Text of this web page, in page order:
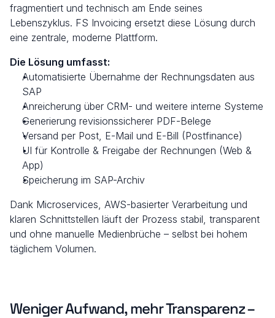
fragmentiert und technisch am Ende seines
Lebenszyklus. FS Invoicing ersetzt diese Lösung durch
eine zentrale, moderne Plattform.
Die Lösung umfasst:
Automatisierte Übernahme der Rechnungsdaten aus
SAP
Anreicherung über CRM- und weitere interne Systeme
Generierung revisionssicherer PDF-Belege
Versand per Post, E-Mail und E-Bill (Postfinance)
UI für Kontrolle & Freigabe der Rechnungen (Web &
App)
Speicherung im SAP-Archiv
Dank Microservices, AWS-basierter Verarbeitung und
klaren Schnittstellen läuft der Prozess stabil, transparent
und ohne manuelle Medienbrüche – selbst bei hohem
täglichem Volumen.
Weniger Aufwand, mehr Transparenz –